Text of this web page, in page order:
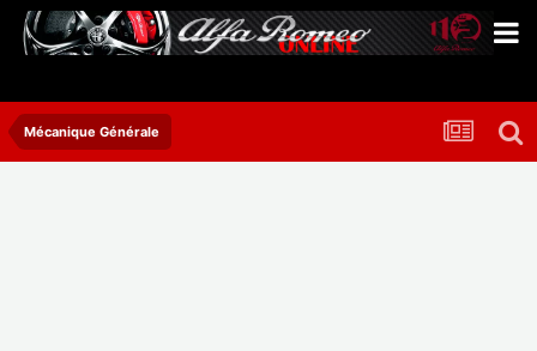
Mécanique Générale